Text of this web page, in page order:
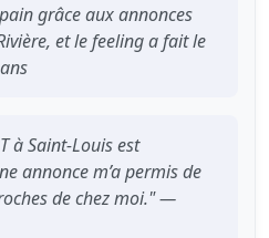
grâce aux annonces
et le feeling a fait le
à Saint‑Louis est
annonce m’a permis de
de chez moi." —